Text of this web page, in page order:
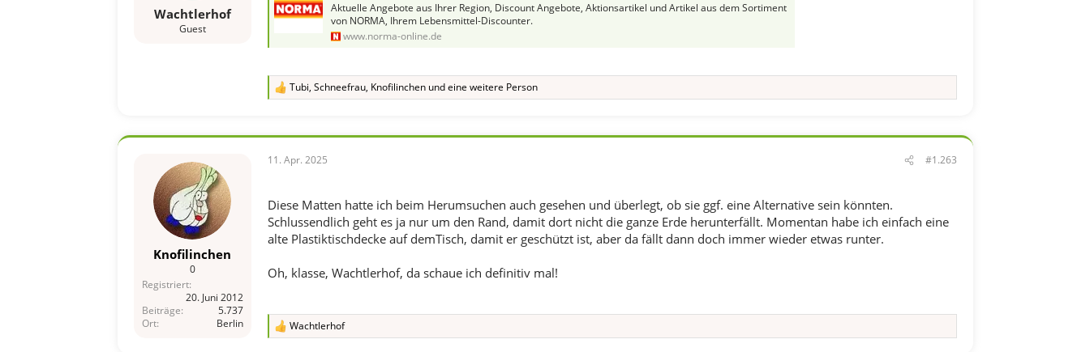
Wachtlerhof
Guest
Aktuelle Angebote aus Ihrer Region, Discount Angebote, Aktionsartikel und Artikel aus dem Sortiment
von NORMA, Ihrem Lebensmittel-Discounter.
www.norma-online.de
R
i
n
:
Tubi, Schneefrau, Knofilinchenund eine weitere Person
Knofilinchen
0
Registriert
20. Juni 2012
Beiträge
5.737
Ort
Berlin
11. Apr. 2025 #1.263
Diese Matten hatte ich beim Herumsuchen auch gesehen und überlegt, ob sie ggf. eine Alternative sein könnten.
Schlussendlich geht es ja nur um den Rand, damit dort nicht die ganze Erde herunterfällt. Momentan habe ich einfach eine
alte Plastiktischdecke auf demTisch, damit er geschützt ist, aber da fällt dann doch immer wieder etwas runter.
Oh, klasse, Wachtlerhof, da schaue ich definitiv mal!
R
Wachtlerhof